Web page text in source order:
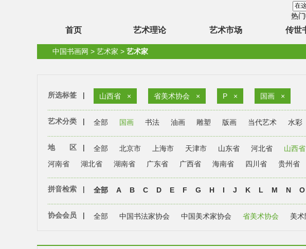
热
首页 艺术理论 艺术市场 传世
中国书画网 > 艺术家 > 艺术家
所选标签 | 山西省 × 省美术协会 × P × 国画 ×
艺术分类 | 全部 国画 书法 油画 雕塑 版画 当代艺术 水彩
地 区 | 全部 北京市 上海市 天津市 山东省 河北省 山西省
河南省
湖北省 湖南省 广东省 广西省 海南省 四川省 贵州省
拼音检索 | 全部 A B C D E F G H I J K L M N O
协会会员 | 全部 中国书法家协会 中国美术家协会 省美术协会 美术